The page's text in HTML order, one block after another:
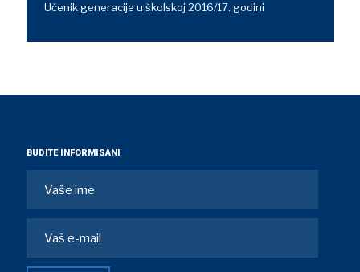
Učenik generacije u školskoj 2016/17. godini
BUDITE INFORMISANI